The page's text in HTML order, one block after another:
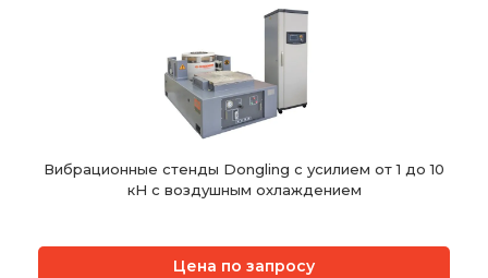
Вибрационные стенды Dongling с усилием от 1 до 10
кН с воздушным охлаждением
Цена по запросу